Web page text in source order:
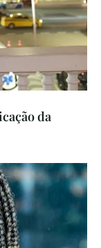
da